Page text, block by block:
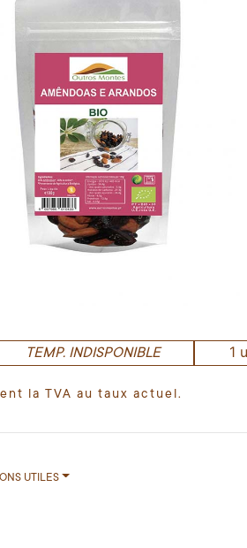
TEMP. INDISPONIBLE 1
la TVA au taux actuel.
UTILES